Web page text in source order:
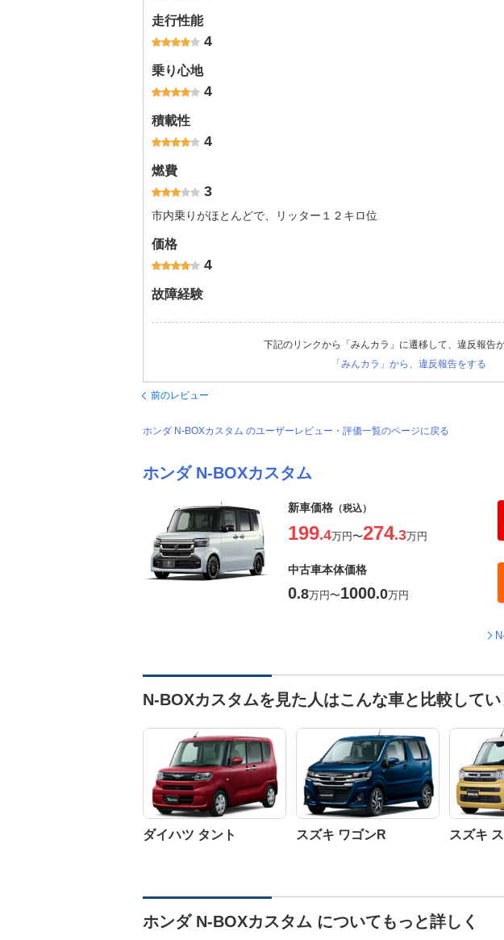
走行性能
4
乗り心地
4
積載性
4
燃費
3
市内乗りがほとんどで、リッター１２キロ位
価格
4
故障経験
下記のリンクから「みんカラ」に遷移して、違反報告が
「みんカラ」から、違反報告をする
前のレビュー
ホンダ N-BOXカスタム のユーザーレビュー・評価一覧のページに戻る
ホンダ N-BOXカスタム
新車価格 （税込）
199.4万円〜274.3万円
中古車本体価格
0.8万円〜1000.0万円
N-BOXカスタムを見た人はこんな車と比較して
ダイハツ タント スズキ ワゴンR スズキ
ホンダ N-BOXカスタム についてもっと詳しく